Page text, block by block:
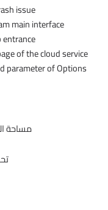
issue
main interface
of the cloud service
parameter of Options
مساحة